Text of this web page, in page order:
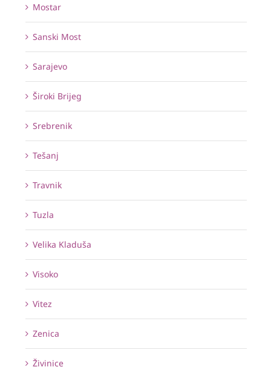
Mostar
Sanski Most
Sarajevo
Široki Brijeg
Srebrenik
Tešanj
Travnik
Tuzla
Velika Kladuša
Visoko
Vitez
Zenica
Živinice